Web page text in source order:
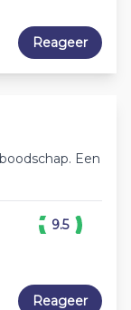
Reageer
Een
9.5
Reageer